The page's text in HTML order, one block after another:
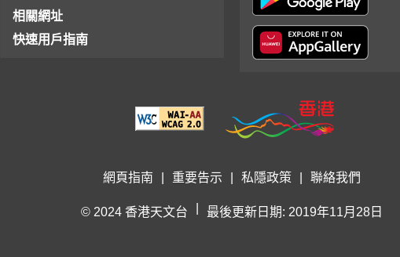
相關網址
快速用戶指南
網頁指南 重要告示 私隱政策 聯絡我們
© 2024 香港天文台 最後更新日期: 2019年11月28日